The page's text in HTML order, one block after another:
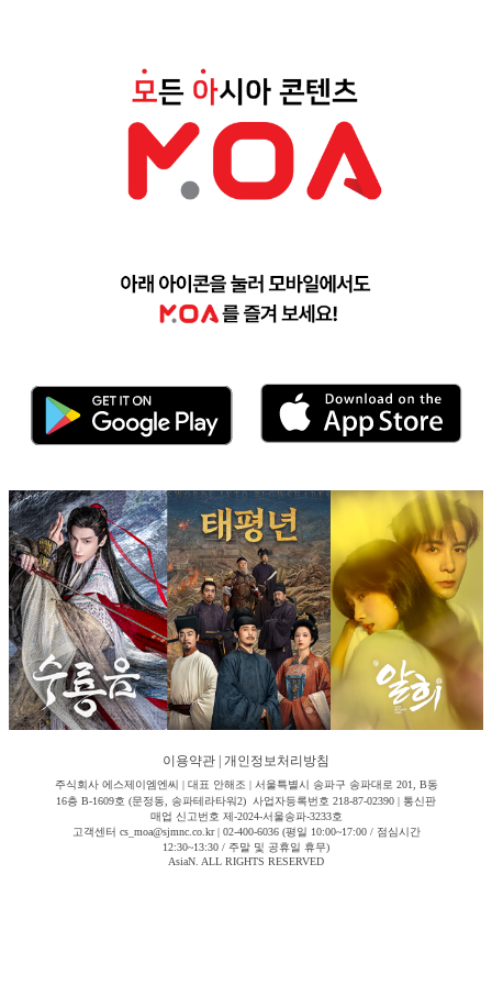
이용약관 개인정보처리방침
주식회사 에스제이엠엔씨 | 대표 안해조 | 서울특별시 송파구 송파대로 201, B동
16층 B-1609호 (문정동, 송파테라타워2) 사업자등록번호 218-87-02390 | 통신판
매업 신고번호 제-2024-서울송파-3233호
고객센터 cs_moa@sjmnc.co.kr | 02-400-6036 (평일 10:00~17:00 / 점심시간
12:30~13:30 / 주말 및 공휴일 휴무)
AsiaN. ALL RIGHTS RESERVED